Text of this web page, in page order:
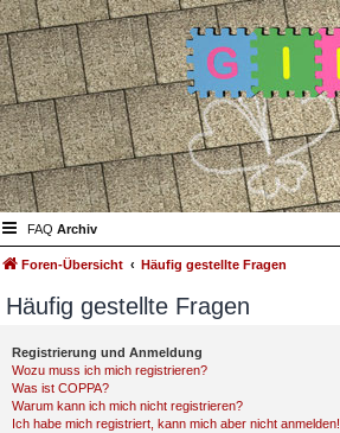
FAQ Archiv
Foren-Übersicht Häufig gestellte Fragen
Häufig gestellte Fragen
Registrierung und Anmeldung
Wozu muss ich mich registrieren?
Was ist COPPA?
Warum kann ich mich nicht registrieren?
Ich habe mich registriert, kann mich aber nicht anmelden!